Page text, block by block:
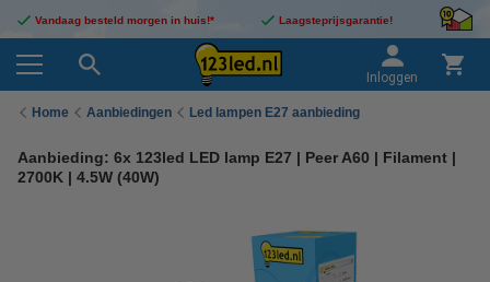
Vandaag besteld morgen in huis!* Laagsteprijsgarantie!
Inloggen
Home Aanbiedingen Led lampen E27 aanbieding
Aanbieding: 6x 123led LED lamp E27 | Peer A60 | Filament |
2700K | 4.5W (40W)